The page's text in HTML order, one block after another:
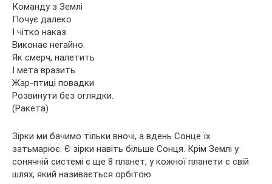
Команду з Землі
Почує далеко
І чітко наказ
Виконає негайно.
Як смерч, налетить
І мета вразить.
Жар-птиці повадки
Розвинути без оглядки.
(Ракета)
Зірки ми бачимо тільки вночі, а вдень Сонце їх
затьмарює. Є зірки навіть більше Сонця. Крім Землі у
сонячній системі є ще 8 планет, у кожної планети є свій
шлях, який називається орбітою.